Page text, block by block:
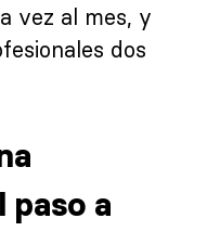
vez al mes, y
dos
paso a